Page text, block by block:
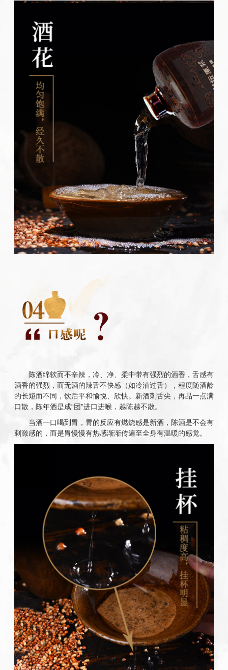
陈酒绵软而不辛辣，冷、净、柔中带有强烈的酒香，舌感有
酒香的强烈，而无酒的辣舌不快感（如冷油过舌），程度随酒龄
的长短而不同，饮后平和愉悦、欣快。新酒刺舌尖，再品一点满
口散，陈年酒是成“团”进口进喉，越陈越不散。
当酒一口喝到胃，胃的反应有燃烧感是新酒，陈酒是不会有
刺激感的，而是胃慢慢有热感渐渐传遍至全身有温暖的感觉。